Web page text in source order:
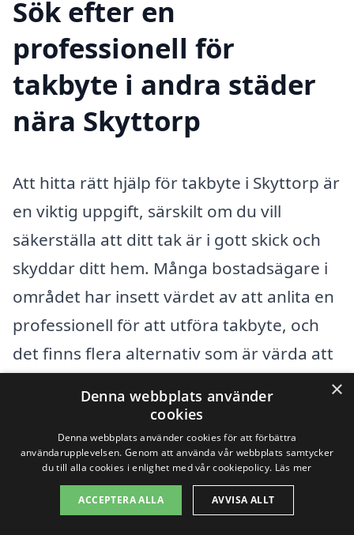
Sök efter en
professionell för
takbyte i andra städer
nära Skyttorp
Att hitta rätt hjälp för takbyte i Skyttorp är
en viktig uppgift, särskilt om du vill
säkerställa att ditt tak är i gott skick och
skyddar ditt hem. Många bostadsägare i
området har insett värdet av att anlita en
professionell för att utföra takbyte, och
det finns flera alternativ som är värda att
överväga. Genom vår plattform, takbyte-
pris.se, kan du enkelt få tag på offerter
från olika yrkesverksamma och jämföra
priser för att få det bästa erbjudandet.
Det är också bra att veta att det finns
×
Denna webbplats använder
cookies
Denna webbplats använder cookies för att förbättra
användarupplevelsen. Genom att använda vår webbplats samtycker
du till alla cookies i enlighet med vår cookiepolicy. Läs mer
ACCEPTERA ALLA AVVISA ALLT